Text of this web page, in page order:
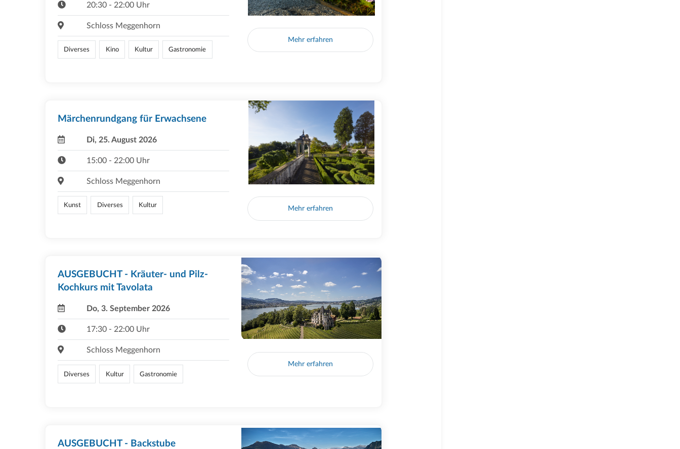
20:30 - 22:00 Uhr
Schloss Meggenhorn
Diverses Kino Kultur Gastronomie
Mehr erfahren
Märchenrundgang für Erwachsene
Di, 25. August 2026
15:00 - 22:00 Uhr
Schloss Meggenhorn
Kunst Diverses Kultur Mehr erfahren
AUSGEBUCHT - Kräuter- und Pilz-
Kochkurs mit Tavolata
Do, 3. September 2026
17:30 - 22:00 Uhr
Schloss Meggenhorn
Diverses Kultur Gastronomie
Mehr erfahren
AUSGEBUCHT - Backstube